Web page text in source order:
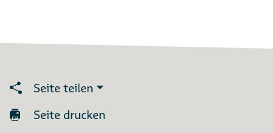
Seite teilen
Seite drucken